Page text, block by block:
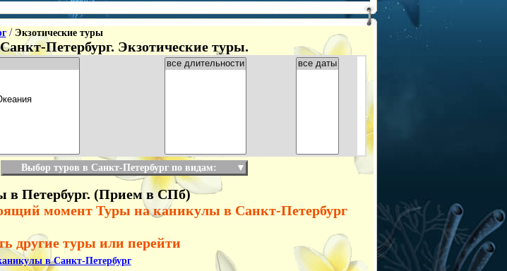
/ Экзотические туры
Санкт-Петербург. Экзотические туры.
Выбор туров в Санкт-Петербург по видам: ▼
в Петербург. (Прием в СПб)
момент Туры на каникулы в Санкт-Петербург
другие туры или перейти
в Санкт-Петербург